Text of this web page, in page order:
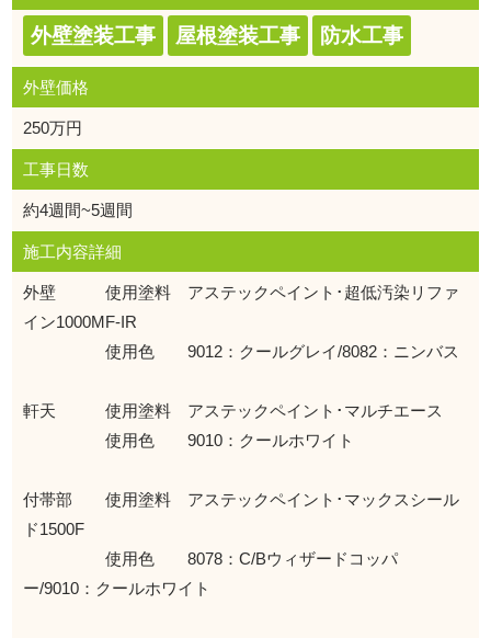
外壁塗装工事 屋根塗装工事 防水工事
外壁価格
250万円
工事日数
約4週間~5週間
施工内容詳細
外壁 使用塗料 アステックペイント･超低汚染リファ
イン1000MF-IR
使用色 9012：クールグレイ/8082：ニンバス
軒天 使用塗料 アステックペイント･マルチエース
使用色 9010：クールホワイト
付帯部 使用塗料 アステックペイント･マックスシール
ド1500F
使用色 8078：C/Bウィザードコッパ
ー/9010：クールホワイト